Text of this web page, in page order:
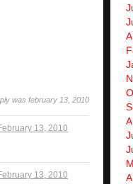
was february 13, 2010
13, 2010
13, 2010